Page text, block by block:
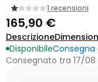
1 recensioni
165,90 €
Descrizione
Disponibile
Consegnato tra 17/